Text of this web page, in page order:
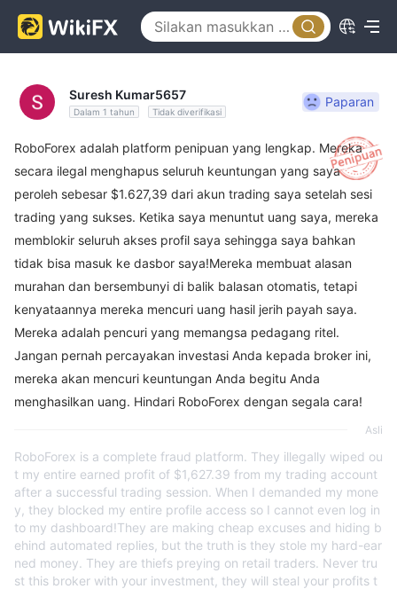
Suresh Kumar5657
Dalam 1 tahun Tidak diverifikasi
Paparan
RoboForex adalah platform penipuan yang lengkap. Mereka
secara ilegal menghapus seluruh keuntungan yang saya
peroleh sebesar $1.627,39 dari akun trading saya setelah sesi
trading yang sukses. Ketika saya menuntut uang saya, mereka
memblokir seluruh akses profil saya sehingga saya bahkan
tidak bisa masuk ke dasbor saya! ​Mereka membuat alasan
murahan dan bersembunyi di balik balasan otomatis, tetapi
kenyataannya mereka mencuri uang hasil jerih payah saya.
Mereka adalah pencuri yang memangsa pedagang ritel.
Jangan pernah percayakan investasi Anda kepada broker ini,
mereka akan mencuri keuntungan Anda begitu Anda
menghasilkan uang. Hindari RoboForex dengan segala cara!
Asli
RoboForex is a complete fraud platform. They illegally wiped ou
t my entire earned profit of $1,627.39 from my trading account
after a successful trading session. When I demanded my mone
y, they blocked my entire profile access so I cannot even log in
to my dashboard! ​They are making cheap excuses and hiding b
ehind automated replies, but the truth is they stole my hard-ear
ned money. They are thiefs preying on retail traders. Never tru
st this broker with your investment, they will steal your profits t